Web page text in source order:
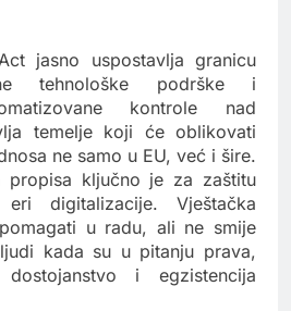
jasno uspostavlja granicu
tehnološke podrške i
kontrole nad
temelje koji će oblikovati
ne samo u EU, već i šire.
propisa ključno je za zaštitu
digitalizacije. Vještačka
u radu, ali ne smije
kada su u pitanju prava,
i egzistencija